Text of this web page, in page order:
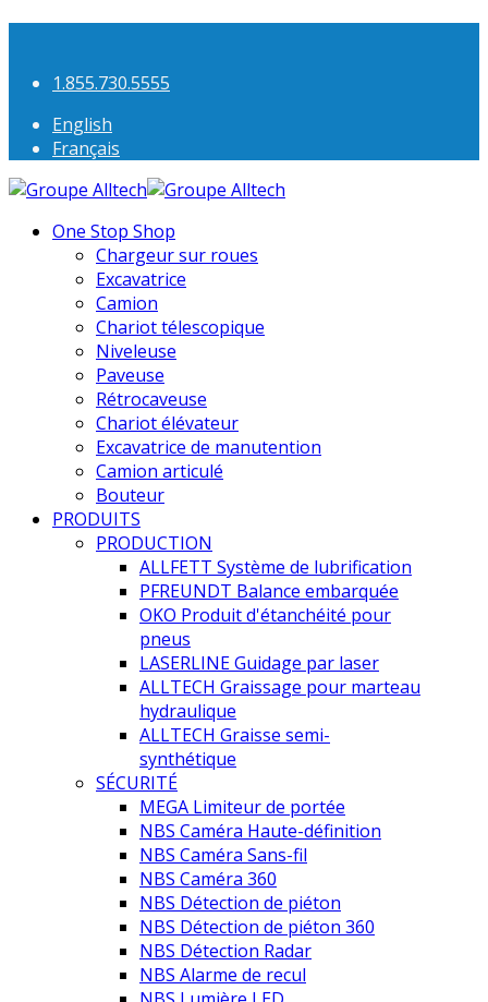
1.855.730.5555
English
Français
One Stop Shop
Chargeur sur roues
Excavatrice
Camion
Chariot télescopique
Niveleuse
Paveuse
Rétrocaveuse
Chariot élévateur
Excavatrice de manutention
Camion articulé
Bouteur
PRODUITS
PRODUCTION
ALLFETT Système de lubrification
PFREUNDT Balance embarquée
OKO Produit d'étanchéité pour
pneus
LASERLINE Guidage par laser
ALLTECH Graissage pour marteau
hydraulique
ALLTECH Graisse semi-
synthétique
SÉCURITÉ
MEGA Limiteur de portée
NBS Caméra Haute-définition
NBS Caméra Sans-fil
NBS Caméra 360
NBS Détection de piéton
NBS Détection de piéton 360
NBS Détection Radar
NBS Alarme de recul